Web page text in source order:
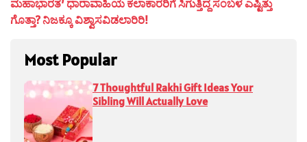
ಮಹಾಭಾರತ’ ಧಾರಾವಾಹಿಯ ಕಲಾಕಾರರಿಗೆ ಸಿಗುತ್ತಿದ್ದ ಸಂಬಳ ಎಷ್ಟಿತ್ತು
ಗೊತ್ತಾ? ನಿಜಕ್ಕೂ ವಿಶ್ವಾಸವಿಡಲಾರಿರಿ!
Most Popular
7 Thoughtful Rakhi Gift Ideas Your
Sibling Will Actually Love